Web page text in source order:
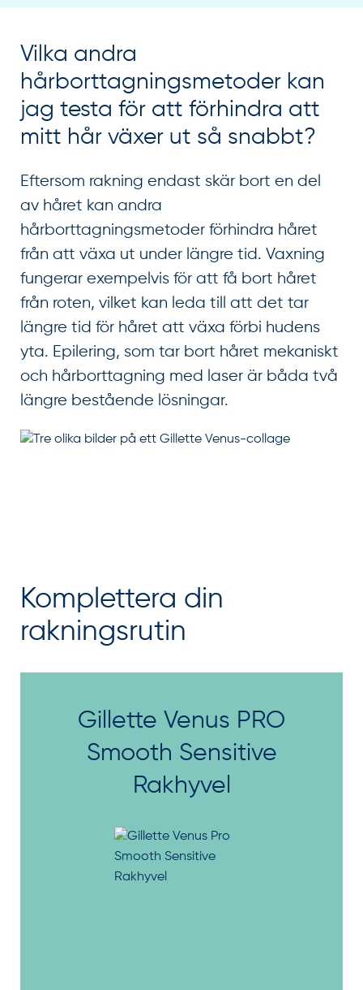
Vilka andra
hårborttagningsmetoder kan
jag testa för att förhindra att
mitt hår växer ut så snabbt?
Eftersom rakning endast skär bort en del
av håret kan andra
hårborttagningsmetoder förhindra håret
från att växa ut under längre tid. Vaxning
fungerar exempelvis för att få bort håret
från roten, vilket kan leda till att det tar
längre tid för håret att växa förbi hudens
yta. Epilering, som tar bort håret mekaniskt
och hårborttagning med laser är båda två
längre bestående lösningar.
Komplettera din
rakningsrutin
Gillette Venus PRO
Smooth Sensitive
Rakhyvel